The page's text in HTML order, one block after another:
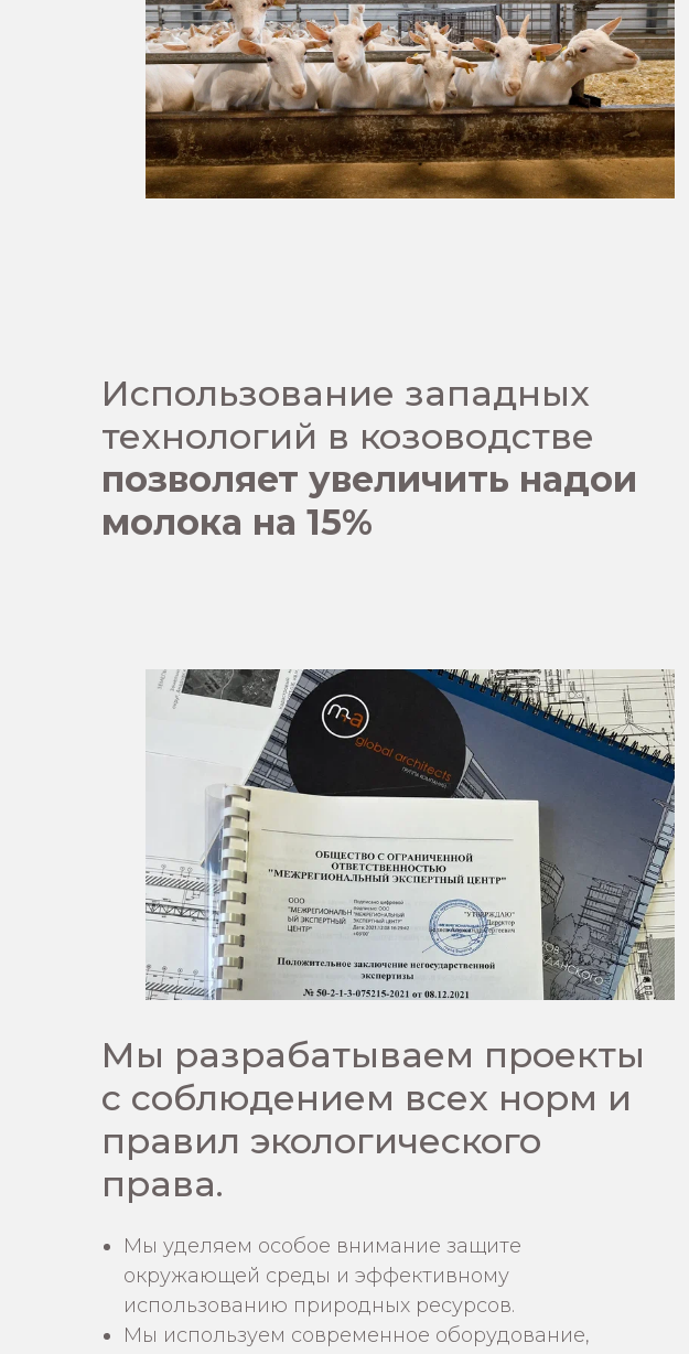
Использование западных
технологий в козоводстве
позволяет увеличить надои
молока на 15%
Мы разрабатываем проекты
с соблюдением всех норм и
правил экологического
права.
Мы уделяем особое внимание защите
окружающей среды и эффективному
использованию природных ресурсов.
Мы используем современное оборудование,